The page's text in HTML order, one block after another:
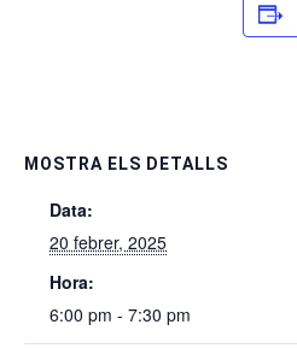
MOSTRA ELS DETALLS
Data:
20 febrer, 2025
Hora:
6:00 pm - 7:30 pm